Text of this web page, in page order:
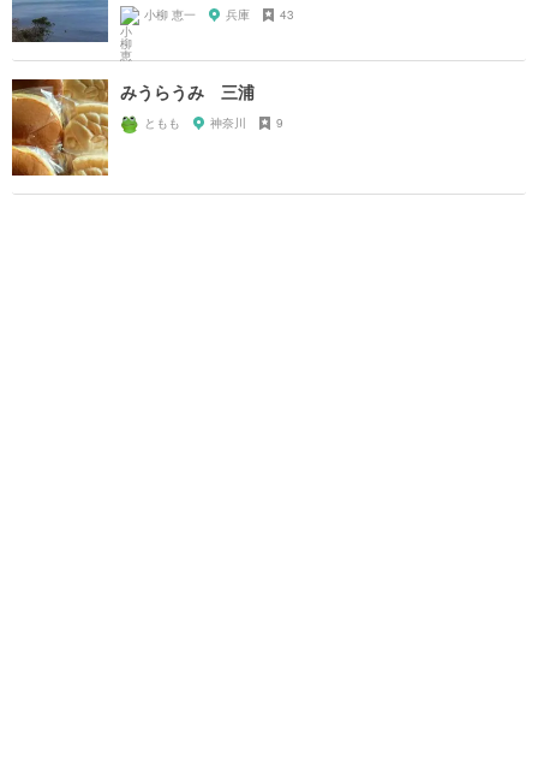
小柳 恵一 兵庫 43
みうらうみ 三浦
ともも 神奈川 9